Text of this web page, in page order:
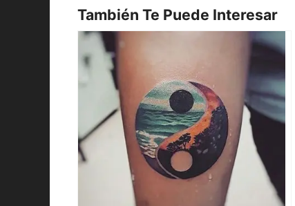
También Te Puede Interesar